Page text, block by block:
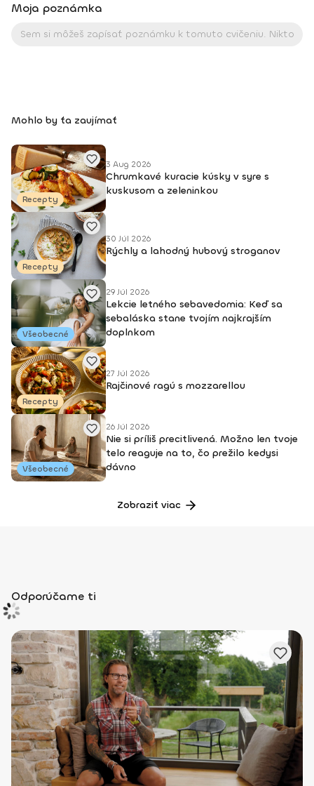
techniky. Vo firemnom svete potom navyše leadership, time
teambuilding a tiež konzultujem tvorbu firemných kultúr.
talkshow, spoluautorom dvoch knižných bestsellerov MARK
usporiadateľom MARK DZIRASA SPIRITUAL CAMP.
Moja poznámka
Mohlo by ťa zaujímať
Recepty
3 Aug 2026
Chrumkavé kuracie kúsky v syre s
kuskusom a zeleninkou
Recepty
30 Júl 2026
Rýchly a lahodný hubový stroganov
Všeobecné
29 Júl 2026
Lekcie letného sebavedomia: Keď sa
sebaláska stane tvojím najkrajším
doplnkom
Recepty
27 Júl 2026
Rajčinové ragú s mozzarellou
Všeobecné
26 Júl 2026
Nie si príliš precitlivená. Možno len tvoje
telo reaguje na to, čo prežilo kedysi
dávno
Zobraziť viac
Odporúčame ti